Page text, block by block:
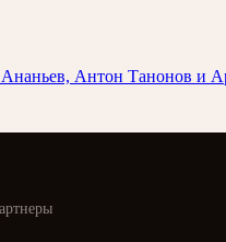
Антон Танонов и